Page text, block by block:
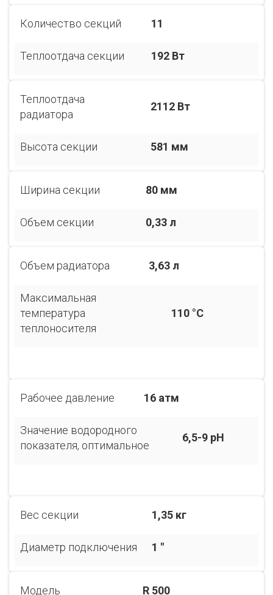
Количество секций 11
Теплоотдача секции 192 Вт
Теплоотдача
радиатора
2112 Вт
Высота секции 581 мм
Ширина секции 80 мм
Объем секции 0,33 л
Объем радиатора 3,63 л
Максимальная
температура
теплоносителя
110 °С
Рабочее давление 16 атм
Значение водородного
показателя, оптимальное
6,5-9 pH
Вес секции 1,35 кг
Диаметр подключения 1 "
Модель R 500